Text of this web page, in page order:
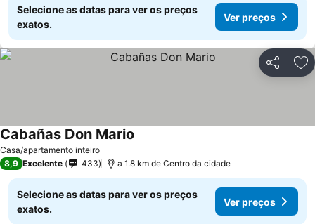
Selecione as datas para ver os preços
exatos.
Ver preços
Partilhar
Casa/apartamento inteiro
Cabañas Don Mario
8,9 Excelente 433 a 1.8 km de Centro da cidade
Selecione as datas para ver os preços
exatos.
Ver preços